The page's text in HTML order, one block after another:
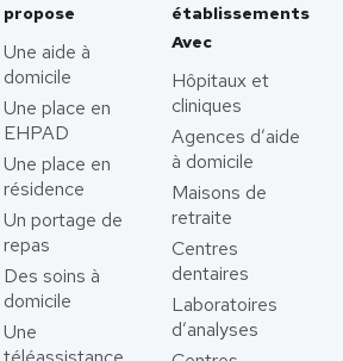
propose
Une aide à
domicile
Une place en
EHPAD
Une place en
résidence
Un portage de
repas
Des soins à
domicile
Une
établissements
Avec
Hôpitaux et
cliniques
Agences d’aide
à domicile
Maisons de
retraite
Centres
dentaires
Laboratoires
d’analyses